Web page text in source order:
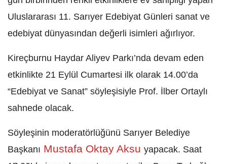
Kadıköy
Kağıthane
Kartal
Küçükçekmece
Maltepe
Pendik
Sancaktepe
Sarıyer
Şile
Silivri
Zeytinburnu